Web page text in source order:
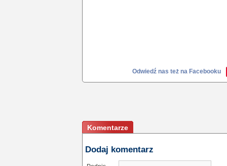
Odwiedź nas też na Facebooku
Komentarze
Dodaj komentarz